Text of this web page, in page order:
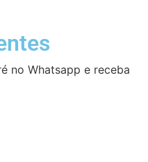
no Whatsapp e receba